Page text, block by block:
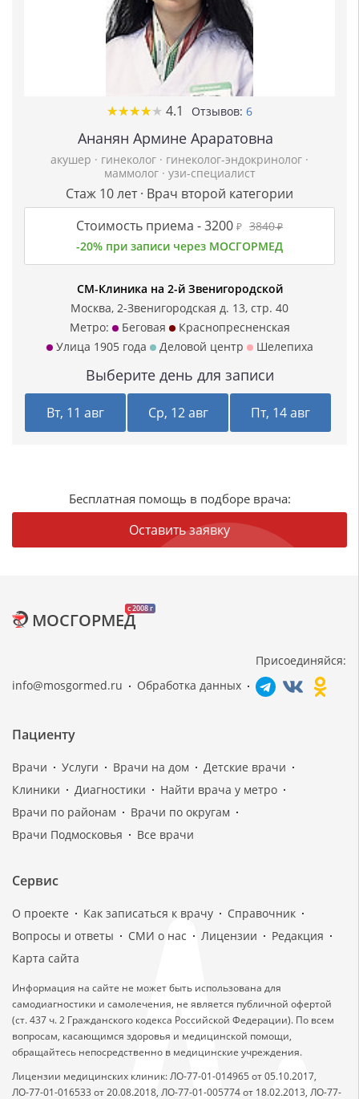
★★★★★
★★★★★ 4.1 Отзывов: 6
Ананян Армине Араратовна
акушер · гинеколог · гинеколог-эндокринолог ·
маммолог · узи-специалист
Стаж 10 лет · Врач второй категории
Стоимость приема -3200 ₽ 3840₽
-20% при записи через МОСГОРМЕД
СМ-Клиника на 2-й Звенигородской
Москва, 2-Звенигородская д. 13, стр. 40
Метро:
Беговая
Краснопресненская
Улица 1905 года
Деловой центр Шелепиха
Выберите день для записи
Вт, 11 авг Ср, 12 авг Пт, 14 авг
Бесплатная помощь в подборе врача:
Оставить заявку
c 2008 г
МОСГОРМЕД
info@mosgormed.ru Обработка данных
Присоединяйся:
Пациенту
Врачи Услуги Врачи на дом
Детские врачи
Клиники
Диагностики
Найти врача у метро
Врачи по районам
Врачи по округам
Врачи Подмосковья
Все врачи
Сервис
О проекте Как записаться к врачу
Справочник
Вопросы и ответы
СМИ о нас Лицензии
Редакция
Карта сайта
Информация на сайте не может быть использована для
самодиагностики и самолечения, не является публичной офертой
(ст. 437 ч. 2 Гражданского кодекса Российской Федерации). По всем
вопросам, касающимся здоровья и медицинской помощи,
обращайтесь непосредственно в медицинские учреждения.
Лицензии медицинских клиник: ЛО-77-01-014965 от 05.10.2017,
ЛО-77-01-016533 от 20.08.2018, ЛО-77-01-005774 от 18.02.2013, ЛО-77-